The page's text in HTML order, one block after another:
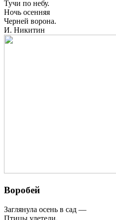
Тучи по небу.
Ночь осенняя
Черней ворона.
И. Никитин
Воробей
Заглянула осень в сад —
Птицы улетели.